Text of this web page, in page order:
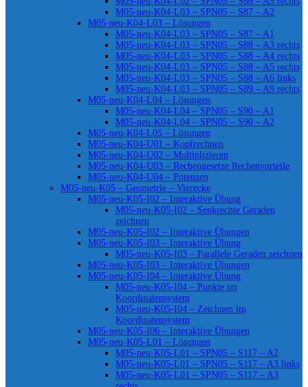
M05-neu-K04-L03 – SPN05 – S87 – A2
M05-neu-K04-L03 – Lösungen
M05-neu-K04-L03 – SPN05 – S87 – A1
M05-neu-K04-L03 – SPN05 – S88 – A3 rechts
M05-neu-K04-L03 – SPN05 – S88 – A4 rechts
M05-neu-K04-L03 – SPN05 – S88 – A5 rechts
M05-neu-K04-L03 – SPN05 – S88 – A6 links
M05-neu-K04-L03 – SPN05 – S89 – A9 rechts
M05-neu-K04-L04 – Lösungen
M05-neu-K04-L04 – SPN05 – S90 – A1
M05-neu-K04-L04 – SPN05 – S90 – A2
M05-neu-K04-L05 – Lösungen
M05-neu-K04-U01 – Kopfrechnen
M05-neu-K04-U02 – Multiplizieren
M05-neu-K04-U03 – Rechengesetze Rechenvorteile
M05-neu-K04-U04 – Potenzen
M05-neu-K05 – Geometrie – Vierecke
M05-neu-K05-I02 – Interaktive Übung
M05-neu-K05-I02 – Senkrechte Geraden
zeichnen
M05-neu-K05-I02 – Interaktive Übungen
M05-neu-K05-I03 – Interaktive Übung
M05-neu-K05-I03 – Parallele Geraden zeichnen
M05-neu-K05-I03 – Interaktive Übungen
M05-neu-K05-I04 – Interaktive Übung
M05-neu-K05-I04 – Punkte im
Koordinatensystem
M05-neu-K05-I04 – Zeichnen im
Koordinatensystem
M05-neu-K05-I06 – Interaktive Übungen
M05-neu-K05-L01 – Lösungen
M05-neu-K05-L01 – SPN05 – S117 – A2
M05-neu-K05-L01 – SPN05 – S117 – A3 links
M05-neu-K05-L01 – SPN05 – S117 – A3